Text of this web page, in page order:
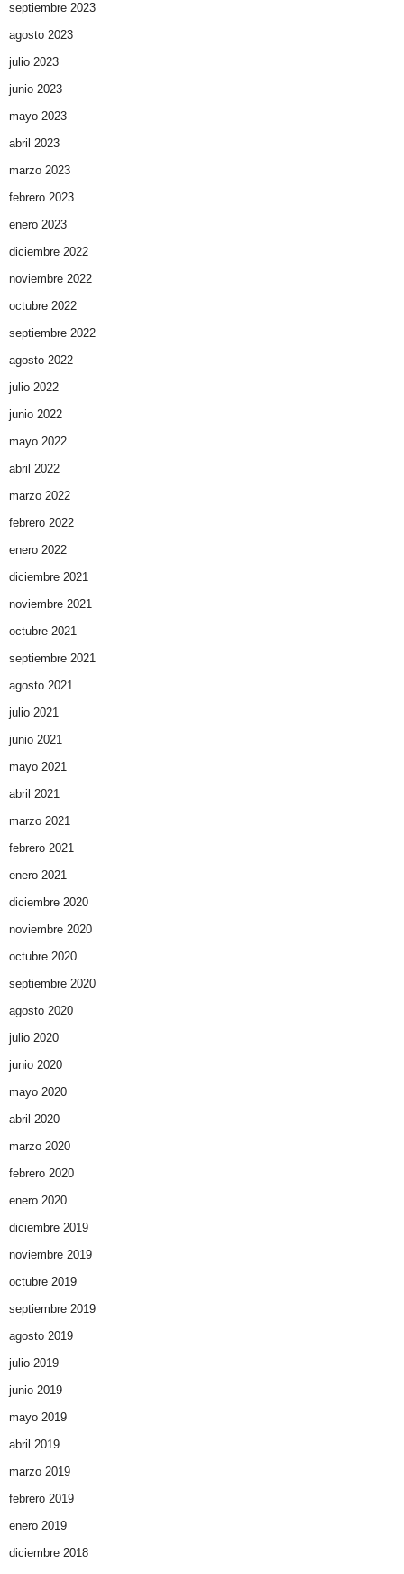
septiembre 2023
agosto 2023
julio 2023
junio 2023
mayo 2023
abril 2023
marzo 2023
febrero 2023
enero 2023
diciembre 2022
noviembre 2022
octubre 2022
septiembre 2022
agosto 2022
julio 2022
junio 2022
mayo 2022
abril 2022
marzo 2022
febrero 2022
enero 2022
diciembre 2021
noviembre 2021
octubre 2021
septiembre 2021
agosto 2021
julio 2021
junio 2021
mayo 2021
abril 2021
marzo 2021
febrero 2021
enero 2021
diciembre 2020
noviembre 2020
octubre 2020
septiembre 2020
agosto 2020
julio 2020
junio 2020
mayo 2020
abril 2020
marzo 2020
febrero 2020
enero 2020
diciembre 2019
noviembre 2019
octubre 2019
septiembre 2019
agosto 2019
julio 2019
junio 2019
mayo 2019
abril 2019
marzo 2019
febrero 2019
enero 2019
diciembre 2018